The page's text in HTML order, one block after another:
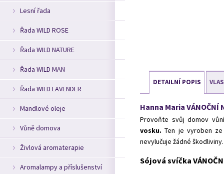
DETAILNÍ POPIS
Hanna Maria
Provoňte svůj domov
vosku. Ten je vyroben
nevylučuje žádné
Sójová svíčka
Lesní řada
Řada WILD ROSE
Řada WILD NATURE
Řada WILD MAN
Řada WILD LAVENDER
Mandlové oleje
Vůně domova
Živlová aromaterapie
Aromalampy a příslušenství